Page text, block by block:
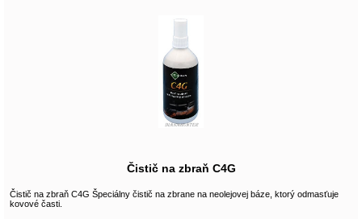
Čistič na zbraň C4G
Čistič na zbraň C4G Špeciálny čistič na zbrane na neolejovej báze, ktorý odmasťuje
kovové časti.